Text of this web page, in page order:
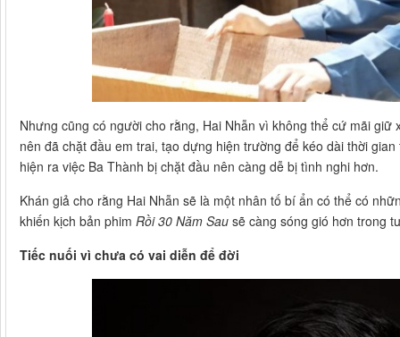
Nhưng cũng có người cho rằng, Hai Nhẫn vì không thể cứ mãi
nên đã chặt đầu em trai, tạo dựng hiện trường để kéo dài thời
hiện ra việc Ba Thành bị chặt đầu nên càng dễ bị tình nghi hơn.
Khán giả cho rằng Hai Nhẫn sẽ là một nhân tố bí ẩn có thể có
khiến kịch bản phim Rồi 30 Năm Sau sẽ càng sóng gió hơn trong
Tiếc nuối vì chưa có vai diễn để đời